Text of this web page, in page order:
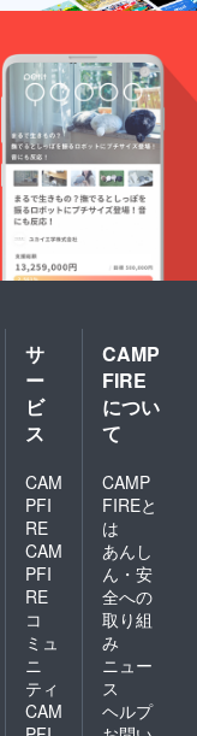
サ
ー
ビ
ス
CAM
PFI
RE
CAM
PFI
RE
コ
ミュ
ニ
ティ
CAM
CAMP
FIRE
につい
て
CAMP
FIREと
は
あんし
ん・安
全への
取り組
み
ニュー
ス
ヘルプ